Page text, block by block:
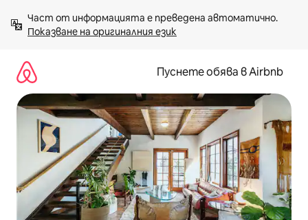
към
съдържанието
Показване на оригиналния език
Пуснете обява в Airbnb